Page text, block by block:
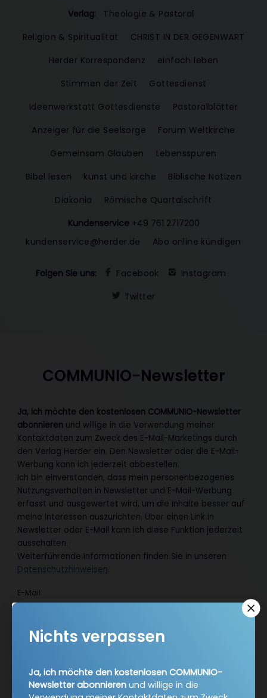
Verlag:
Theologie & Pastoral
Religion & Spiritualität
CHRIST IN DER GEGENWART
Herder Korrespondenz
einfach leben
Stimmen der Zeit
Gottesdienst
Ideenwerkstatt Gottesdienste
Pastoralblätter
Anzeiger für die Seelsorge
Forum Weltkirche
Gemeinsam Glauben
Lebensspuren
Bibel lesen
kunst und kirche
Biblische Notizen
Diakonia
Römische Quartalschrift
Kundenservice +49 761 2717200
kundenservice@herder.de
Abo online kündigen
Folgen Sie uns: Facebook
Instagram
Twitter
COMMUNIO-Newsletter
Ja, ich möchte den kostenlosen COMMUNIO-Newsletter
abonnieren und willige in die Verwendung meiner
Kontaktdaten zum Zweck des E-Mail-Marketings durch
den Verlag Herder ein. Den Newsletter oder die E-Mail-
Werbung kann ich jederzeit abbestellen.
Ich bin einverstanden, dass mein personenbezogenes
Nutzungsverhalten in Newsletter und E-Mail-Werbung
erfasst und ausgewertet wird, um die Inhalte besser auf
meine Interessen auszurichten. Über einen Link in
Newsletter oder E-Mail kann ich diese Funktion jederzeit
ausschalten.
Weiterführende Informationen finden Sie in unseren
Datenschutzhinweisen.
E-Mail
Nichts verpassen
Ja, ich möchte den kostenlosen COMMUNIO-
Newsletter abonnieren und willige in die